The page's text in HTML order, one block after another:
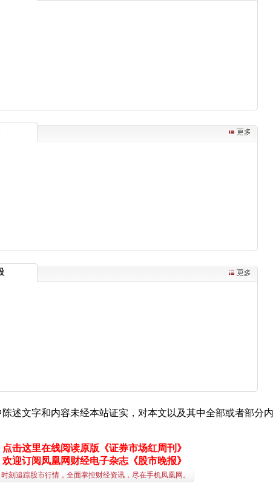
述文字和内容未经本站证实，对本文以及其中全部或者部分
点击这里在线阅读原版《证券市场红周刊》
欢迎订阅凤凰网财经电子杂志《股市晚报》
时刻追踪股市行情，全面掌控财经资讯，尽在手机凤凰网。